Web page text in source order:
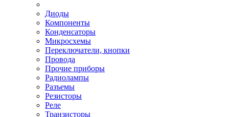
Диоды
Компоненты
Конденсаторы
Микросхемы
Переключатели, кнопки
Провода
Прочие приборы
Радиолампы
Разъемы
Резисторы
Реле
Транзисторы